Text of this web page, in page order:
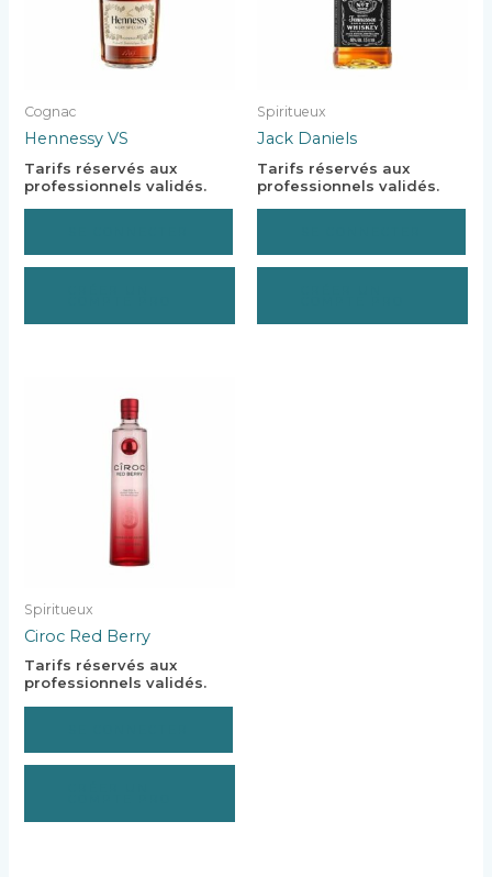
Cognac
Hennessy VS
Tarifs réservés aux
professionnels validés.
Spiritueux
Jack Daniels
Tarifs réservés aux
professionnels validés.
Spiritueux
Ciroc Red Berry
Tarifs réservés aux
professionnels validés.